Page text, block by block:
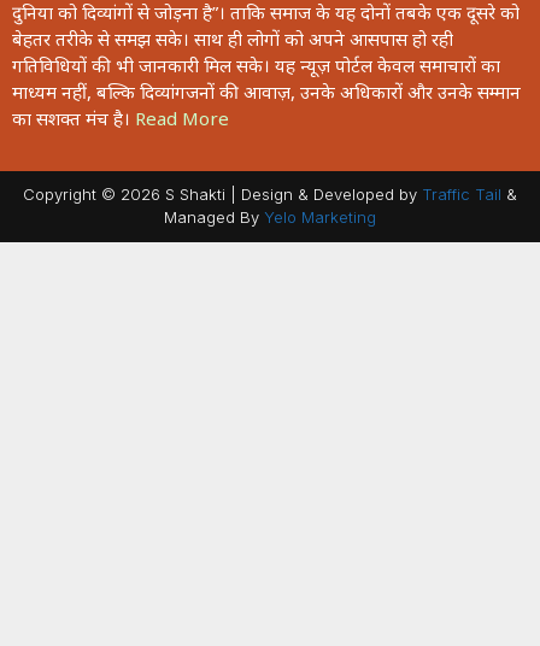
दुनिया को दिव्यांगों से जोड़ना है”। ताकि समाज के यह दोनों तबके एक दूसरे को
बेहतर तरीके से समझ सके। साथ ही लोगों को अपने आसपास हो रही
गतिविधियों की भी जानकारी मिल सके। यह न्यूज़ पोर्टल केवल समाचारों का
माध्यम नहीं, बल्कि दिव्यांगजनों की आवाज़, उनके अधिकारों और उनके सम्मान
का सशक्त मंच है। Read More
Copyright © 2026 S Shakti | Design & Developed by Traffic Tail &
Managed By Yelo Marketing